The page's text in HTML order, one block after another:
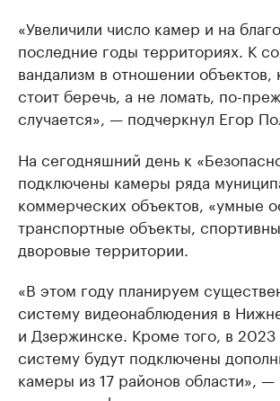
«Увеличили число камер и на
последние годы территориях. К
вандализм в отношении объектов,
стоит беречь, а не ломать, по-
случается», — подчеркнул Егор
На сегодняшний день к
подключены камеры ряда
коммерческих объектов, «умные
транспортные объекты,
дворовые территории.
«В этом году планируем
систему видеонаблюдения в
и Дзержинске. Кроме того, в 2023
систему будут подключены
камеры из 17 районов области», —